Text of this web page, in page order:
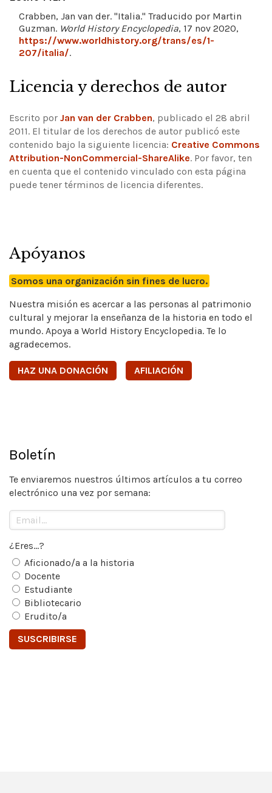
Crabben, Jan van der. "Italia." Traducido por Martin
Guzman. World History Encyclopedia, 17 nov 2020,
https://www.worldhistory.org/trans/es/1-
207/italia/.
Licencia y derechos de autor
Escrito por Jan van der Crabben, publicado el 28 abril
2011. El titular de los derechos de autor publicó este
contenido bajo la siguiente licencia: Creative Commons
Attribution-NonCommercial-ShareAlike. Por favor, ten
en cuenta que el contenido vinculado con esta página
puede tener términos de licencia diferentes.
Apóyanos
Somos una organización sin fines de lucro.
Nuestra misión es acercar a las personas al patrimonio
cultural y mejorar la enseñanza de la historia en todo el
mundo. Apoya a World History Encyclopedia. Te lo
agradecemos.
HAZ UNA DONACIÓN AFILIACIÓN
Boletín
Te enviaremos nuestros últimos artículos a tu correo
electrónico una vez por semana:
¿Eres...?
Aficionado/a a la historia
Docente
Estudiante
Bibliotecario
Erudito/a